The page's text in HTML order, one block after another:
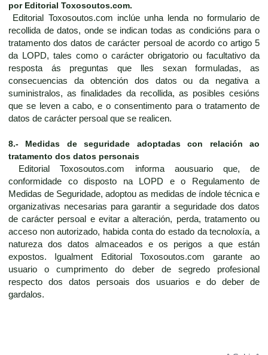
por Editorial Toxosoutos.com.
Editorial Toxosoutos.com inclúe unha lenda no formulario de
recollida de datos, onde se indican todas as condicións para o
tratamento dos datos de carácter persoal de acordo co artigo 5
da LOPD, tales como o carácter obrigatorio ou facultativo da
resposta ás preguntas que lles sexan formuladas, as
consecuencias da obtención dos datos ou da negativa a
suministralos, as finalidades da recollida, as posibles cesións
que se leven a cabo, e o consentimento para o tratamento de
datos de carácter persoal que se realicen.
8.- Medidas de seguridade adoptadas con relación ao
tratamento dos datos personais
Editorial Toxosoutos.com informa aousuario que, de
conformidade co disposto na LOPD e o Regulamento de
Medidas de Seguridade, adoptou as medidas de índole técnica e
organizativas necesarias para garantir a seguridade dos datos
de carácter persoal e evitar a alteración, perda, tratamento ou
acceso non autorizado, habida conta do estado da tecnoloxía, a
natureza dos datos almaceados e os perigos a que están
expostos. Igualment Editorial Toxosoutos.com garante ao
usuario o cumprimento do deber de segredo profesional
respecto dos datos persoais dos usuarios e do deber de
gardalos.